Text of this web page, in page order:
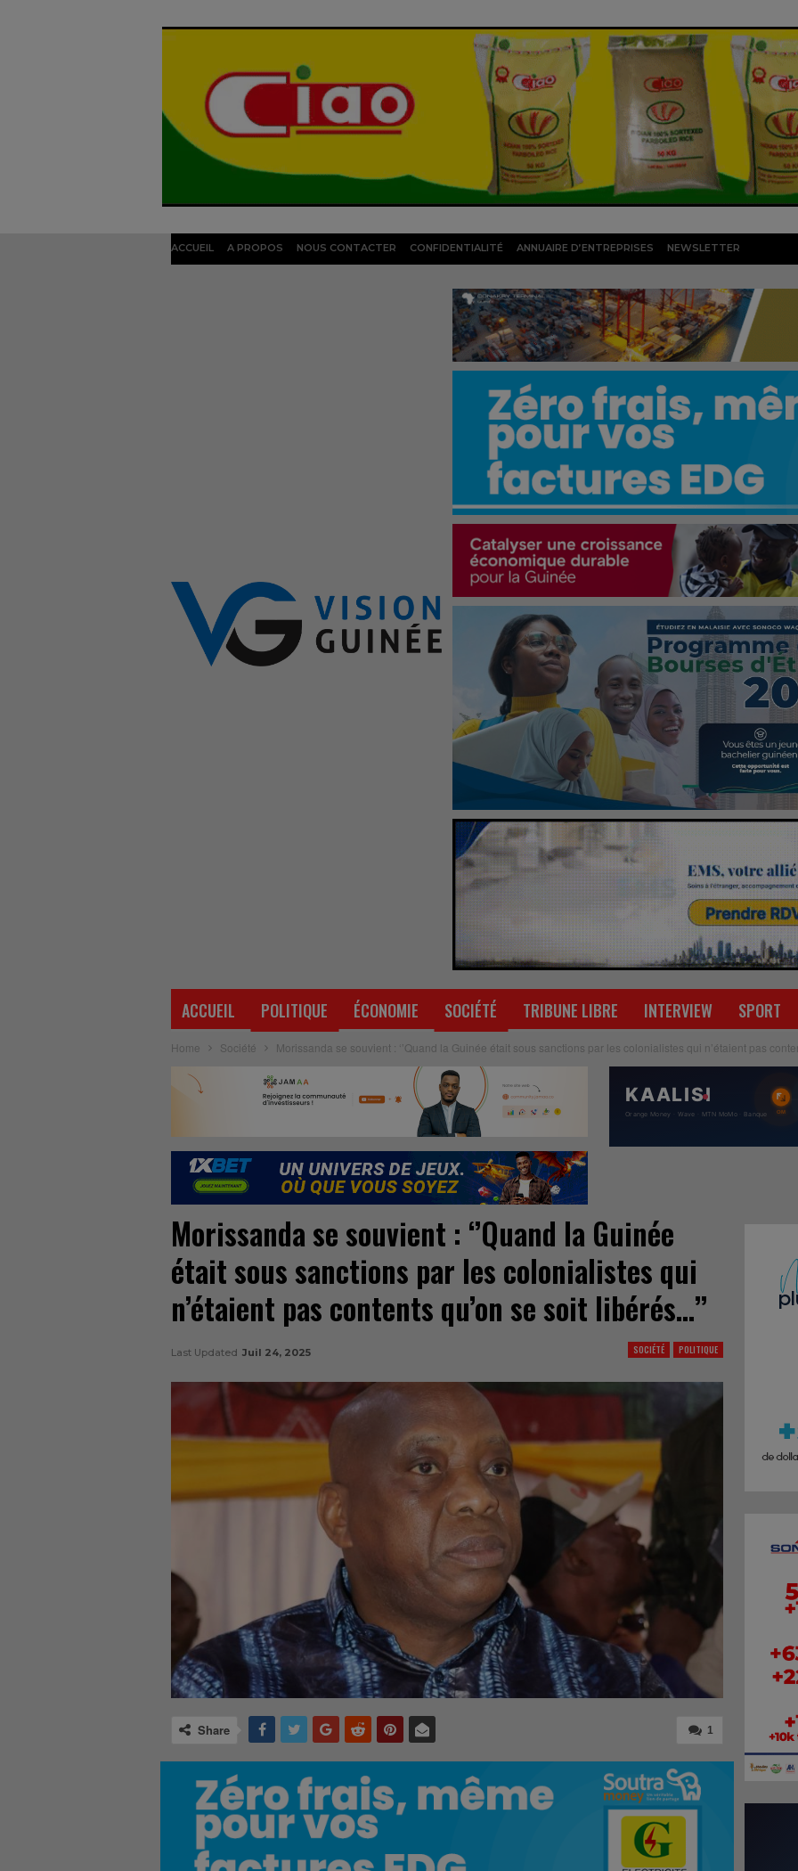
ACCUEIL A PROPOS NOUS CONTACTER CONFIDENTIALITÉ ANNUAIRE D’ENTREPRISES NEWSLETTER
ACCUEIL POLITIQUE ÉCONOMIE SOCIÉTÉ TRIBUNE LIBRE INTERVIEW SPORT
Home Société Morissanda se souvient : ‘’Quand la Guinée était sous sanctions par les colonialistes qui n’étaient pas
Morissanda se souvient : ‘’Quand la Guinée
était sous sanctions par les colonialistes qui
n’étaient pas contents qu’on se soit libérés…’’
SOCIÉTÉ POLITIQUE
Last Updated Juil 24, 2025
1
Share